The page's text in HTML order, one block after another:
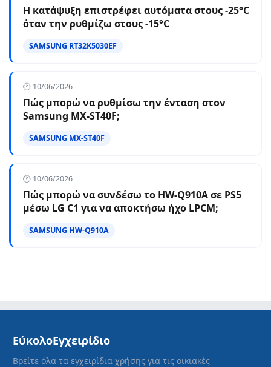
Η κατάψυξη επιστρέφει αυτόματα στους -25°C
όταν την ρυθμίζω στους -15°C
SAMSUNG RT32K5030EF
🕐 10/06/2026
Πώς μπορώ να ρυθμίσω την ένταση στον
Samsung MX-ST40F;
SAMSUNG MX-ST40F
🕐 10/06/2026
Πώς μπορώ να συνδέσω το HW-Q910A σε PS5
μέσω LG C1 για να αποκτήσω ήχο LPCM;
SAMSUNG HW-Q910A
ΕύκολοΕγχειρίδιο
Βρείτε όλα τα εγχειρίδια χρήσης για τις οικιακές